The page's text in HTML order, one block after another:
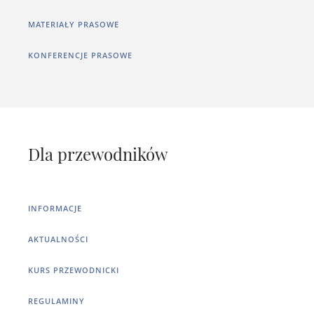
MATERIAŁY PRASOWE
KONFERENCJE PRASOWE
Dla przewodników
INFORMACJE
AKTUALNOŚCI
KURS PRZEWODNICKI
REGULAMINY